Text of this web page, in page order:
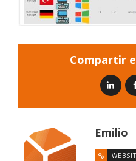
Compartir
Emilio